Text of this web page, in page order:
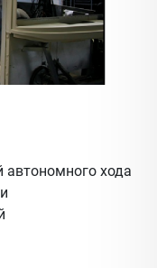
автономного хода